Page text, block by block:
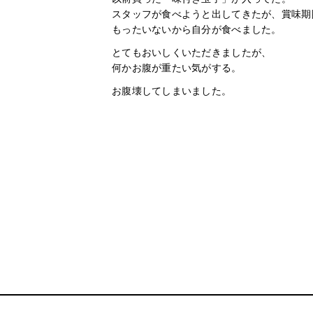
スタッフが食べようと出してきたが、賞味期
もったいないから自分が食べました。
とてもおいしくいただきましたが、
何かお腹が重たい気がする。
お腹壊してしまいました。